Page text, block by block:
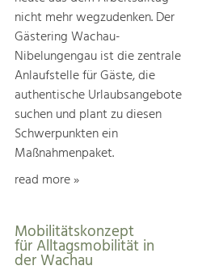
nicht mehr wegzudenken. Der
Gästering Wachau-
Nibelungengau ist die zentrale
Anlaufstelle für Gäste, die
authentische Urlaubsangebote
suchen und plant zu diesen
Schwerpunkten ein
Maßnahmenpaket.
read more »
Mobilitätskonzept
für Alltagsmobilität in
der Wachau